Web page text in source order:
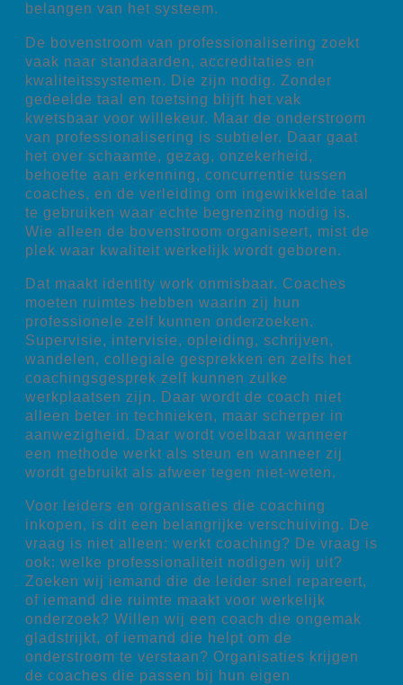
belangen van het systeem.
De bovenstroom van professionalisering zoekt
vaak naar standaarden, accreditaties en
kwaliteitssystemen. Die zijn nodig. Zonder
gedeelde taal en toetsing blijft het vak
kwetsbaar voor willekeur. Maar de onderstroom
van professionalisering is subtieler. Daar gaat
het over schaamte, gezag, onzekerheid,
behoefte aan erkenning, concurrentie tussen
coaches, en de verleiding om ingewikkelde taal
te gebruiken waar echte begrenzing nodig is.
Wie alleen de bovenstroom organiseert, mist de
plek waar kwaliteit werkelijk wordt geboren.
Dat maakt identity work onmisbaar. Coaches
moeten ruimtes hebben waarin zij hun
professionele zelf kunnen onderzoeken.
Supervisie, intervisie, opleiding, schrijven,
wandelen, collegiale gesprekken en zelfs het
coachingsgesprek zelf kunnen zulke
werkplaatsen zijn. Daar wordt de coach niet
alleen beter in technieken, maar scherper in
aanwezigheid. Daar wordt voelbaar wanneer
een methode werkt als steun en wanneer zij
wordt gebruikt als afweer tegen niet-weten.
Voor leiders en organisaties die coaching
inkopen, is dit een belangrijke verschuiving. De
vraag is niet alleen: werkt coaching? De vraag is
ook: welke professionaliteit nodigen wij uit?
Zoeken wij iemand die de leider snel repareert,
of iemand die ruimte maakt voor werkelijk
onderzoek? Willen wij een coach die ongemak
gladstrijkt, of iemand die helpt om de
onderstroom te verstaan? Organisaties krijgen
de coaches die passen bij hun eigen